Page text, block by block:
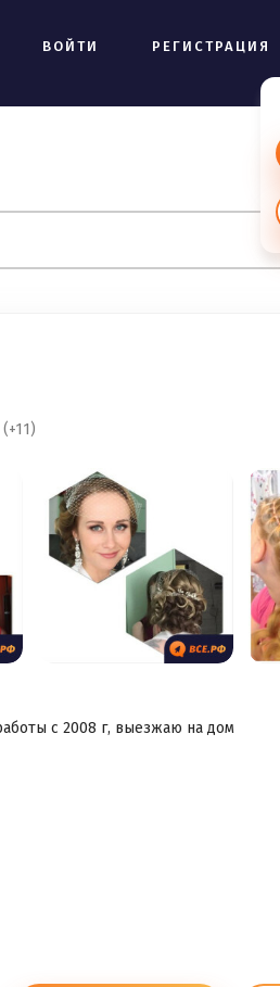
ВОЙТИ РЕГИСТРАЦИЯ
с 2008 г, выезжаю на дом